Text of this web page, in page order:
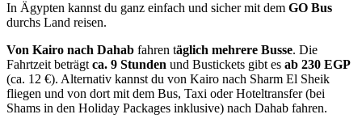
In Ägypten kannst du ganz einfach und sicher mit dem GO Bus
durchs Land reisen.
Von Kairo nach Dahab fahren täglich mehrere Busse. Die
Fahrtzeit beträgt ca. 9 Stunden und Bustickets gibt es ab 230 EGP
(ca. 12 €). Alternativ kannst du von Kairo nach Sharm El Sheik
fliegen und von dort mit dem Bus, Taxi oder Hoteltransfer (bei
Shams in den Holiday Packages inklusive) nach Dahab fahren.